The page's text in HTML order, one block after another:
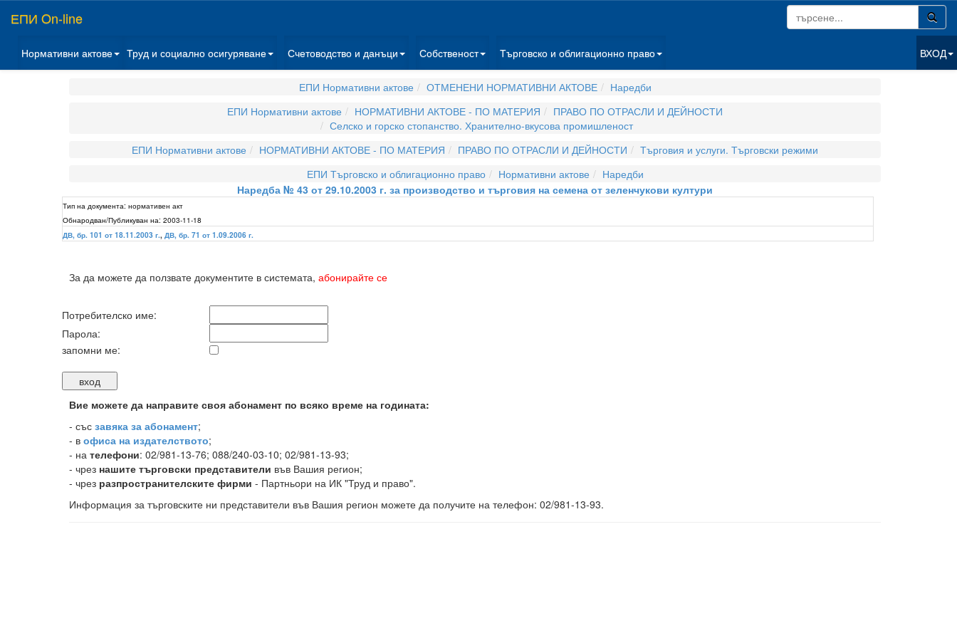
ЕПИ On-line
Нормативни актове Труд и социално осигуряване Счетоводство и данъци Собственост Търговско и облигационно право ВХОД
ЕПИ Нормативни актове ОТМЕНЕНИ НОРМАТИВНИ АКТОВЕ
Наредби
ЕПИ Нормативни актове
НОРМАТИВНИ АКТОВЕ - ПО МАТЕРИЯ
ПРАВО ПО ОТРАСЛИ И ДЕЙНОСТИ
Селско и горско стопанство. Хранително-вкусова промишленост
ЕПИ Нормативни актове
НОРМАТИВНИ АКТОВЕ - ПО МАТЕРИЯ ПРАВО ПО ОТРАСЛИ И ДЕЙНОСТИ
Търговия и услуги. Търговски режими
ЕПИ Търговско и облигационно право
Нормативни актове
Наредби
Наредба № 43 от 29.10.2003 г. за производство и търговия на семена от зеленчукови култури
Тип на документа: нормативен акт
Обнародван/Публикуван на: 2003-11-18
ДВ, бр. 101 от 18.11.2003 г., ДВ, бр. 71 от 1.09.2006 г.
За да можете да ползвате документите в системата, абонирайте се
Потребителско име:
Парола:
запомни ме:
Вие можете да направите своя абонамент по всяко време на годината:
- със завяка за абонамент;
- в офиса на издателството;
- на телефони: 02/981-13-76; 088/240-03-10; 02/981-13-93;
- чрез нашите търговски представители във Вашия регион;
- чрез разпространителските фирми - Партньори на ИК "Труд и право".
Информация за търговските ни представители във Вашия регион можете да получите на телефон: 02/981-13-93.